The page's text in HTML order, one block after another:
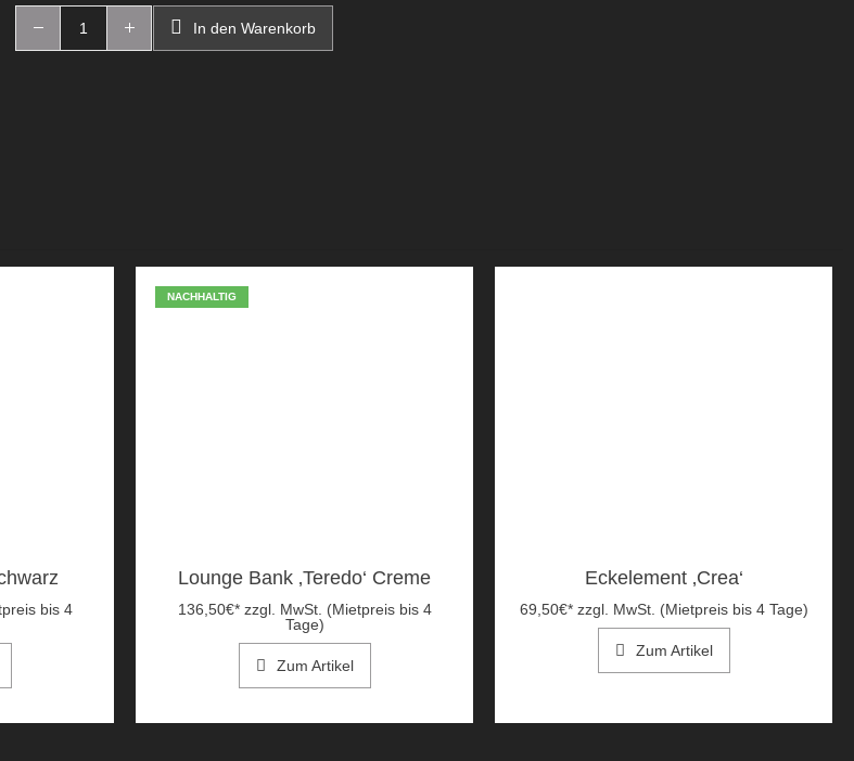
In den Warenkorb
bis 4
NACHHALTIG
Lounge Bank ‚Teredo‘ Creme
136,50€* zzgl. MwSt. (Mietpreis bis 4
Tage)
Zum Artikel
Eckelement ‚Crea‘
69,50€* zzgl. MwSt. (Mietpreis bis 4 Tage)
Zum Artikel